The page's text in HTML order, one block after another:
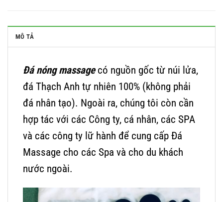
MÔ TẢ
Đá nóng massagecó nguồn gốc từ núi lửa,
đá Thạch Anh tự nhiên 100% (không phải
đá nhân tạo). Ngoài ra, chúng tôi còn cần
hợp tác với các Công ty, cá nhân, các SPA
và các công ty lữ hành để cung cấp Đá
Massage cho các Spa và cho du khách
nước ngoài.